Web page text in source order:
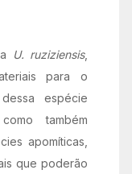
U. ruziziensis,
para o
espécie
também
apomíticas,
que poderão